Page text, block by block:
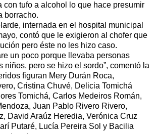
con tufo a alcohol lo que hace presumir
borracho.
internada en el hospital municipal
contó que le exigieron al chofer que
pero éste no les hizo caso.
un poco porque llevaba personas
niños, pero se hizo el sordo”, comentó la
figuran Mery Durán Roca,
Cristina Chuvé, Delicia Tomichá
Tomichá, Carlos Medeiros Román,
Juan Pablo Rivero Rivero,
David Araúz Heredia, Verónica Cruz
Putaré, Lucía Pereira Sol y Bacilia